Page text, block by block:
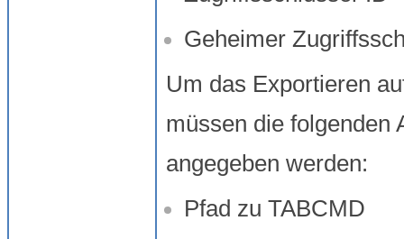
Geheimer
Um das Exportieren
müssen die folgenden
angegeben werden:
Pfad zu TABCMD